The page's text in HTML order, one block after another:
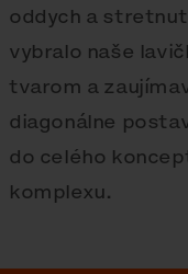
oddych a
vybralo naše
tvarom a
diagonálne
do celého
komplexu.